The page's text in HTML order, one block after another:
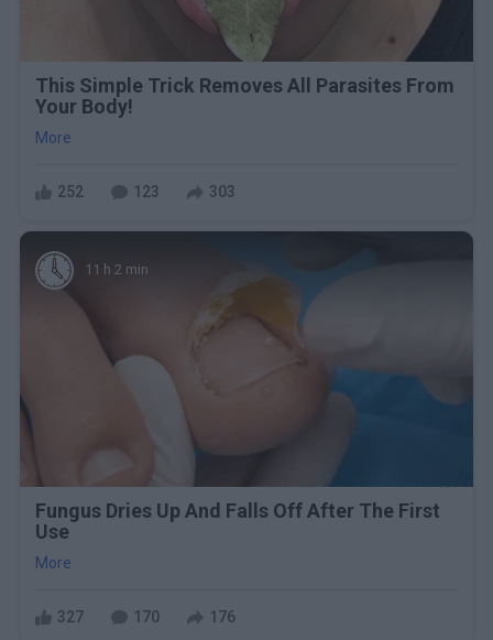
This Simple Trick Removes All Parasites From
Your Body!
More
252 123 303
11 h 2 min
Fungus Dries Up And Falls Off After The First
Use
More
327 170 176